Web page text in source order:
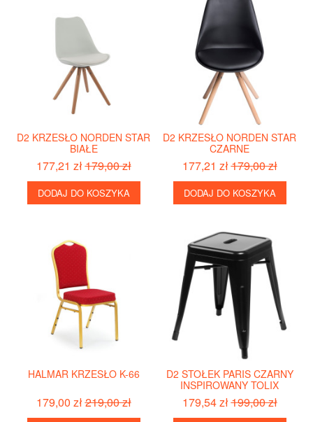
D2 KRZESŁO NORDEN STAR
BIAŁE
177,21 zł179,00 zł
DODAJ DO KOSZYKA
D2 KRZESŁO NORDEN STAR
CZARNE
177,21 zł179,00 zł
DODAJ DO KOSZYKA
HALMAR KRZESŁO K-66
179,00 zł219,00 zł
D2 STOŁEK PARIS CZARNY
INSPIROWANY TOLIX
179,54 zł199,00 zł